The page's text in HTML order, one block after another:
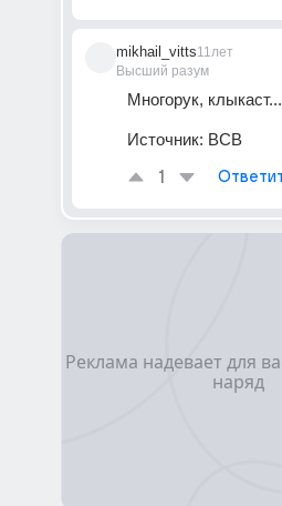
mikhail_vitts
Высший разум
11лет
Многорук,
Источник: ВСВ
1